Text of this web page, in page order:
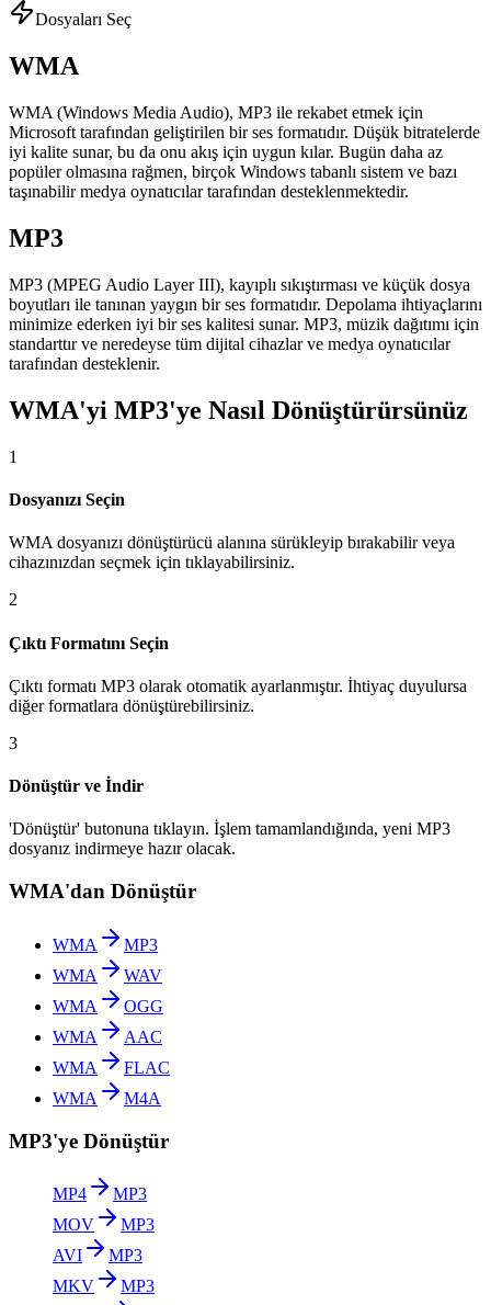
Dosyaları Seç
WMA
WMA (Windows Media Audio), MP3 ile rekabet etmek için
Microsoft tarafından geliştirilen bir ses formatıdır. Düşük bitratelerde
iyi kalite sunar, bu da onu akış için uygun kılar. Bugün daha az
popüler olmasına rağmen, birçok Windows tabanlı sistem ve bazı
taşınabilir medya oynatıcılar tarafından desteklenmektedir.
MP3
MP3 (MPEG Audio Layer III), kayıplı sıkıştırması ve küçük dosya
boyutları ile tanınan yaygın bir ses formatıdır. Depolama ihtiyaçlarını
minimize ederken iyi bir ses kalitesi sunar. MP3, müzik dağıtımı için
standarttır ve neredeyse tüm dijital cihazlar ve medya oynatıcılar
tarafından desteklenir.
WMA'yi MP3'ye Nasıl Dönüştürürsünüz
1
Dosyanızı Seçin
WMA dosyanızı dönüştürücü alanına sürükleyip bırakabilir veya
cihazınızdan seçmek için tıklayabilirsiniz.
2
Çıktı Formatını Seçin
Çıktı formatı MP3 olarak otomatik ayarlanmıştır. İhtiyaç duyulursa
diğer formatlara dönüştürebilirsiniz.
3
Dönüştür ve İndir
'Dönüştür' butonuna tıklayın. İşlem tamamlandığında, yeni MP3
dosyanız indirmeye hazır olacak.
WMA'dan Dönüştür
WMA
MP3
WMA
WAV
WMA
OGG
WMA
AAC
WMA
FLAC
WMA
M4A
MP3'ye Dönüştür
MP4
MP3
MOV
MP3
AVI
MP3
MKV
MP3